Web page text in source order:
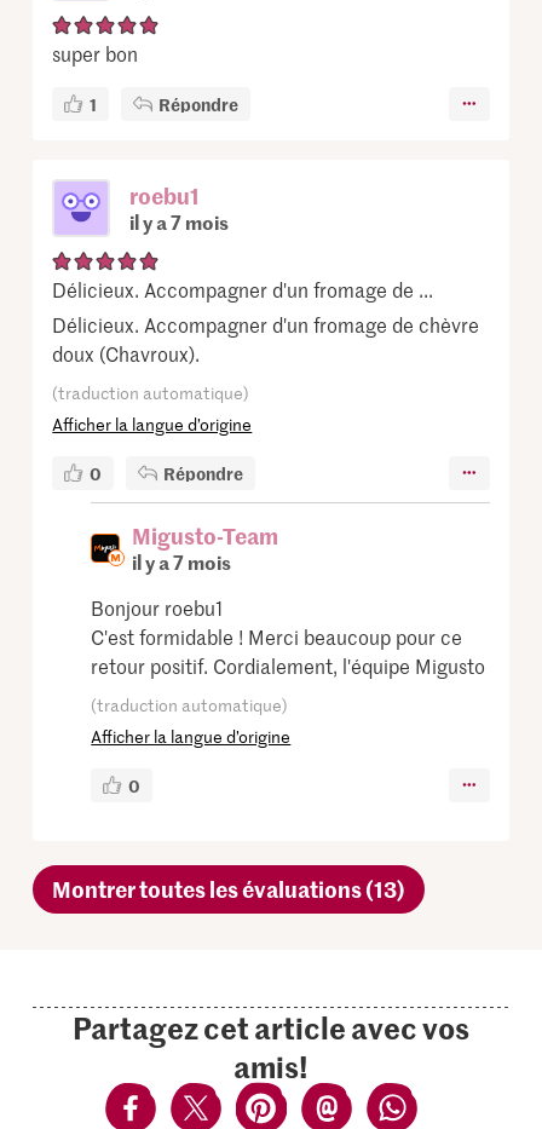
super bon
1 Répondre
roebu1
il y a 7 mois
Délicieux. Accompagner d'un fromage de ...
Délicieux. Accompagner d'un fromage de chèvre
doux (Chavroux).
(traduction automatique)
Afficher la langue d’origine
0 Répondre
Migusto-Team
il y a 7 mois
Bonjour roebu1
C'est formidable ! Merci beaucoup pour ce
retour positif. Cordialement, l'équipe Migusto
(traduction automatique)
Afficher la langue d’origine
0
Montrer toutes les évaluations (13)
Partagez cet article avec vos
amis!